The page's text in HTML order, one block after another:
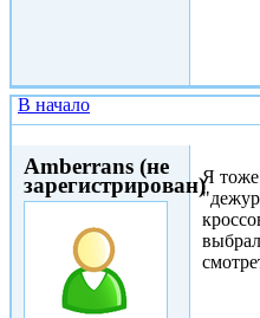
В начало
Amberrans (не
зарегистрирован)Я тоже